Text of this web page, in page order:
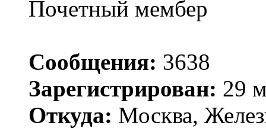
Почетный мембер
Сообщения: 3638
Зарегистрирован: 29
Откуда: Москва,